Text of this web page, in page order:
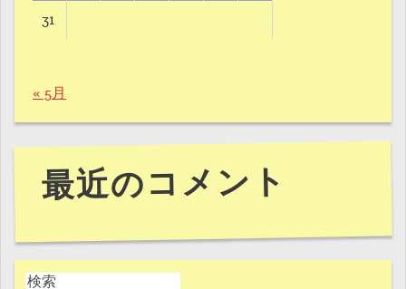
31
« 5月
最近のコメント